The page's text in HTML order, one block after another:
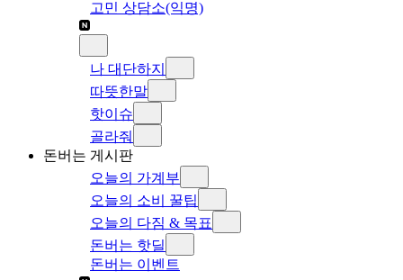
고민 상담소(익명)
나 대단하지
따뜻한말
핫이슈
골라줘
돈버는 게시판
오늘의 가계부
오늘의 소비 꿀팁
오늘의 다짐 & 목표
돈버는 핫딜
돈버는 이벤트